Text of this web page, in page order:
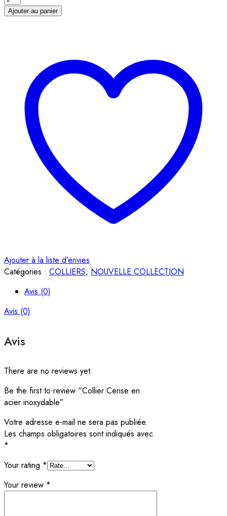
Ajouter au panier
Ajouter à la liste d’envies
Catégories : COLLIERS, NOUVELLE COLLECTION
Avis (0)
Avis (0)
Avis
There are no reviews yet.
Be the first to review “Collier Cerise en
acier inoxydable”
Votre adresse e-mail ne sera pas publiée.
Les champs obligatoires sont indiqués avec
*
Your rating *
Your review *